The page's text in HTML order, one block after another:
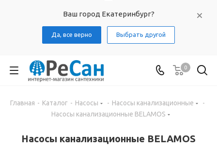
Ваш город Екатеринбург?
Да, все верно Выбрать другой
0
Главная - Каталог - Насосы - Насосы канализационные
-
Насосы канализационные BELAMOS
Насосы канализационные BELAMOS